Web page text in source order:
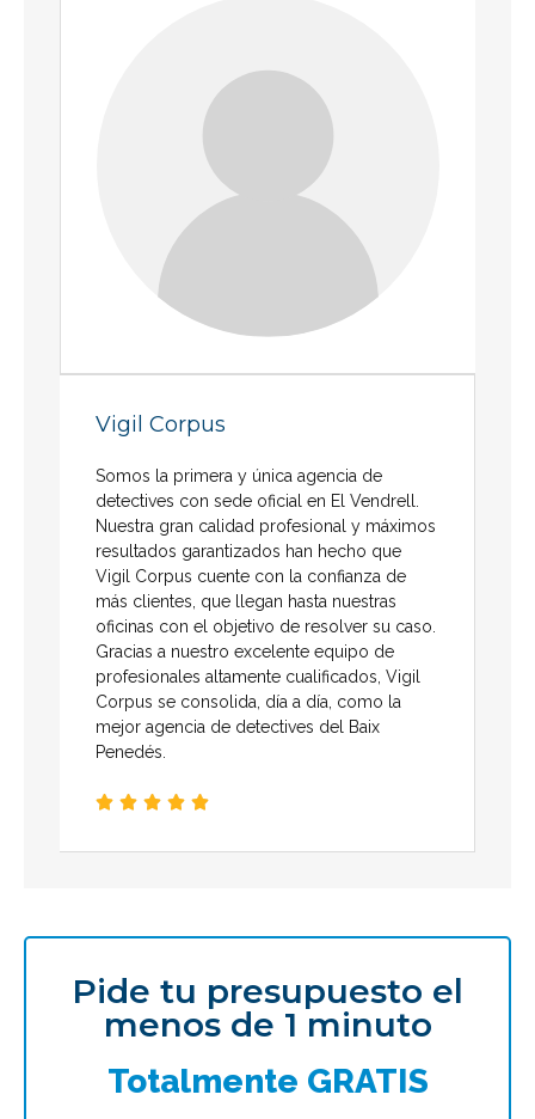
Vigil Corpus
Somos la primera y única agencia de
detectives con sede oficial en El Vendrell.
Nuestra gran calidad profesional y máximos
resultados garantizados han hecho que
Vigil Corpus cuente con la confianza de
más clientes, que llegan hasta nuestras
oficinas con el objetivo de resolver su caso.
Gracias a nuestro excelente equipo de
profesionales altamente cualificados, Vigil
Corpus se consolida, día a día, como la
mejor agencia de detectives del Baix
Penedés.
    
Pide tu presupuesto el
menos de 1 minuto
Totalmente GRATIS